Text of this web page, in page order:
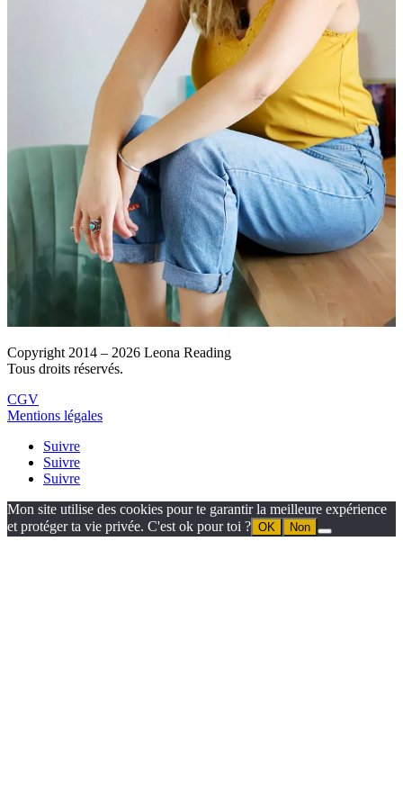
Copyright 2014 – 2026 Leona Reading
Tous droits réservés.
CGV
Mentions légales
Suivre
Suivre
Suivre
Mon site utilise des cookies pour te garantir la meilleure expérience
et protéger ta vie privée. C'est ok pour toi ? OK Non